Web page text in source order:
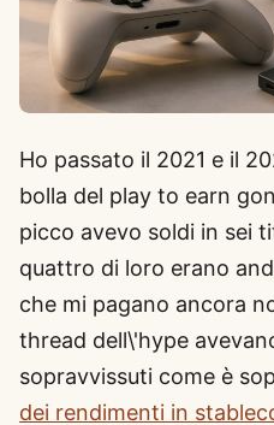
Ho passato il 2021 e il
bolla del play to earn
picco avevo soldi in sei
quattro di loro erano
che mi pagano ancora
thread dell\'hype
sopravvissuti come è
dei rendimenti in